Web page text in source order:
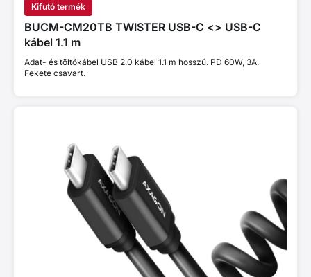
Kifutó termék
BUCM-CM20TB TWISTER USB-C <> USB-C
kábel 1.1 m
Adat- és töltőkábel USB 2.0 kábel 1.1 m hosszú. PD 60W, 3A.
Fekete csavart.